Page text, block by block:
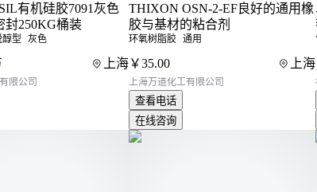
三、如何根据环境条件选
按腐蚀类型选择
化工介质腐蚀：选
海洋盐雾腐蚀：用聚丙烯基材+增
升30%
上海
有机硅胶7091灰色
封250KG桶装
醇型 灰色
限公司
￥35.00 上海
THIXON OSN-2-EF良好的通用橡
胶与基材的粘合剂
环氧树脂胶 通用
上海万道化工有限公司
查看电话
在线咨询